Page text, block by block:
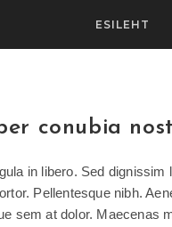
ESILEHT
conubia
in libero. Sed dignissim
Pellentesque nibh.
sem at dolor. Maecenas